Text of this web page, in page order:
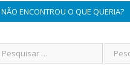
NÃO ENCONTROU O QUE QUERIA?